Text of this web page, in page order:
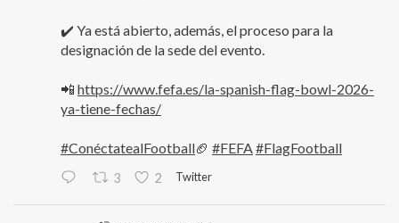
✔️ Ya está abierto, además, el proceso para la
designación de la sede del evento.
📲 https://www.fefa.es/la-spanish-flag-bowl-2026-
ya-tiene-fechas/
#ConéctatealFootball🏈 #FEFA#FlagFootball
3 2 Twitter